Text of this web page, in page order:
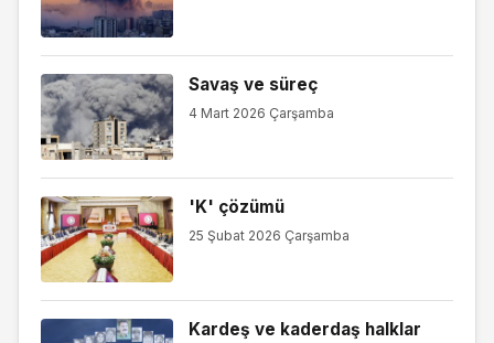
Savaş ve süreç
4 Mart 2026 Çarşamba
'K' çözümü
25 Şubat 2026 Çarşamba
Kardeş ve kaderdaş halklar